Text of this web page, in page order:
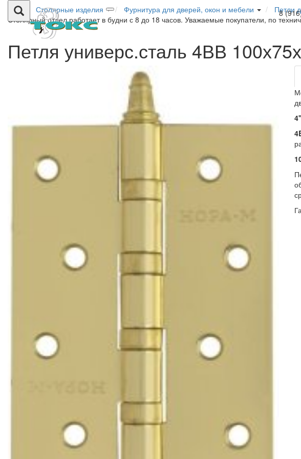
8
Столярные изделия Фурнитура для дверей, окон и мебели Петли
Столярный отдел работает в будни с 8 до 18 часов. Уважаемые покупатели, по
Петля универс.сталь 4ВВ
4''